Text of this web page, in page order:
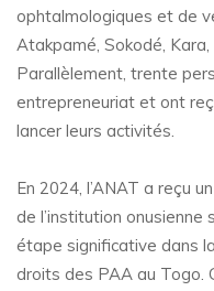
ophtalmologiques et de
Atakpamé, Sokodé,
Parallèlement, trente
entrepreneuriat et ont
lancer leurs activités.
En 2024, l’ANAT a reçu
de l’institution onusienne
étape significative dans
droits des PAA au Togo.